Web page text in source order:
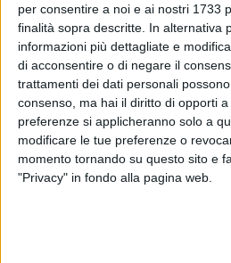
per consentire a noi e ai nostri 1733
finalità sopra descritte. In alternativa
informazioni più dettagliate e
di acconsentire o di negare il
trattamenti dei dati personali
consenso, ma hai il diritto di opporti
preferenze si applicheranno solo a
modificare le tue preferenze o
momento tornando su questo sito e
"Privacy" in fondo alla pagina web.
BISCEGLIE - 2 SETTEMBRE
I biscegliesi Carlo
Montini in scena a
BISCEGLIE - 2 SETTEMBRE 2018
L'hair stylist
matrimonio Fedez-
BISCEGLIE - 31 AGOSTO 2018
La storia di